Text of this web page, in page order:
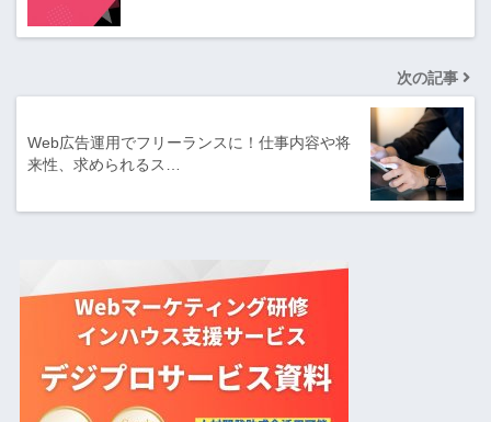
次の記事
Web広告運用でフリーランスに！仕事内容や将
来性、求められるス…